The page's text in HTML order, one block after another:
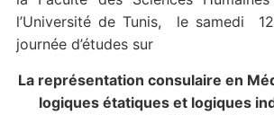
l’Université de Tunis, le samedi
journée d’études sur
La représentation consulaire en
logiques étatiques et logiques